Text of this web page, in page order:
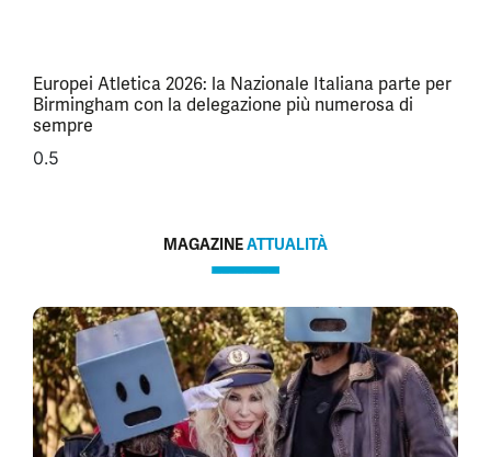
Europei Atletica 2026: la Nazionale Italiana parte per
Birmingham con la delegazione più numerosa di
sempre
MAGAZINEATTUALITÀ